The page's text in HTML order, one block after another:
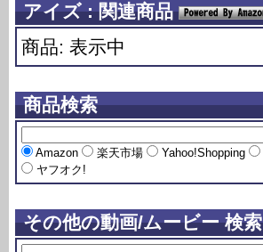
アイズ : 関連商品
商品: 表示中
商品検索
Amazon 楽天市場 Yahoo!Shopping
ヤフオク!
その他の動画/ムービー 検索